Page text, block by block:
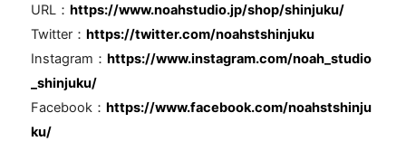
URL：https://www.noahstudio.jp/shop/shinjuku/
Twitter：https://twitter.com/noahstshinjuku
Instagram：https://www.instagram.com/noah_studio
_shinjuku/
Facebook：https://www.facebook.com/noahstshinju
ku/